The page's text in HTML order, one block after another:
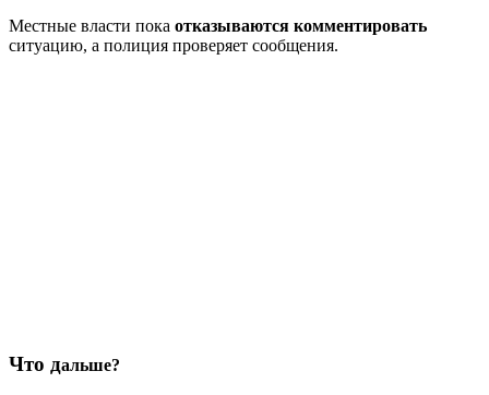
Местные власти пока отказываются комментировать
ситуацию, а полиция проверяет сообщения.
Что дальше?